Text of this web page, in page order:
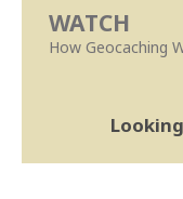
WATCH
How Geocaching